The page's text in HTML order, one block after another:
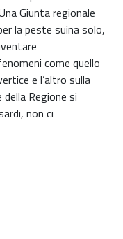
Giunta regionale
la peste suina solo,
come quello
e l’altro sulla
Regione si
non ci